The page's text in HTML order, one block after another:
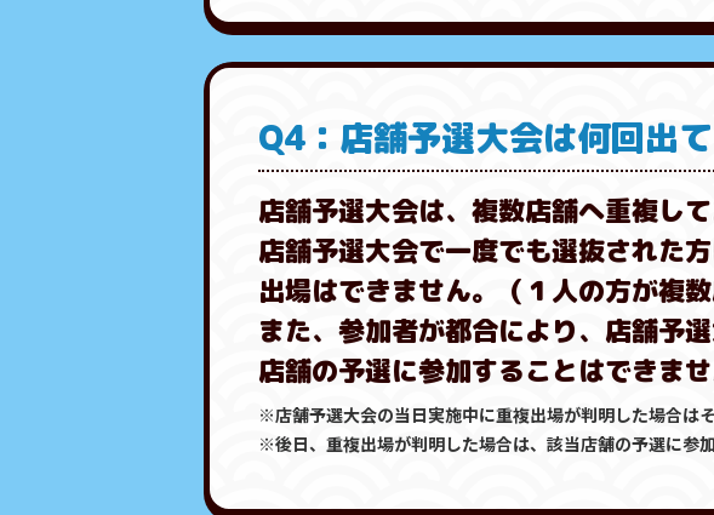
Q4：店舗予選大会は何回出
店舗予選大会は、複数店舗へ重複し
店舗予選大会で一度でも選抜された
出場はできません。（１人の方が複
また、参加者が都合により、店舗予
店舗の予選に参加することはできま
※店舗予選大会の当日実施中に重複出場が判明した場合は
※後日、重複出場が判明した場合は、該当店舗の予選に参